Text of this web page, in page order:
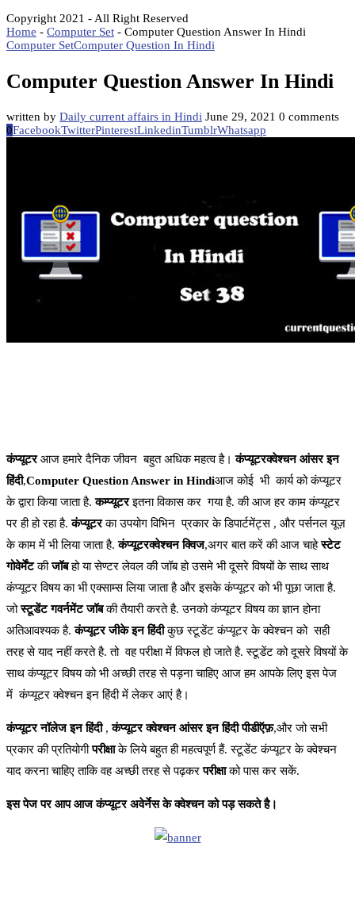
Copyright 2021 - All Right Reserved
Home - Computer Set - Computer Question Answer In Hindi
Computer SetComputer Question In Hindi
Computer Question Answer In Hindi
written by Daily current affairs in Hindi June 29, 2021 0 comments
0FacebookTwitterPinterestLinkedinTumblrWhatsapp
कंप्यूटरआज हमारे दैनिक जीवन बहुत अधिक महत्व है। कंप्यूटरक्वेश्चन आंसर इन
हिंदी,Computer Question Answer in Hindiआज कोई भी कार्य को कंप्यूटर
के द्वारा किया जाता है.कम्प्यूटरइतना विकास कर गया है. की आज हर काम कंप्यूटर
पर ही हो रहा है.कंप्यूटरका उपयोग विभिन प्रकार के डिपार्टमेंट्स , और पर्सनल यूज़
के काम में भी लिया जाता है.कंप्यूटरक्वेश्चन क्विज,अगर बात करें की आज चाहेस्टेट
गोवेर्मेंटकीजॉबहो या सेण्टर लेवल की जॉब हो उसमे भी दूसरे विषयों के साथ साथ
कंप्यूटर विषय का भी एक्साम्स लिया जाता है और इसके कंप्यूटर को भी पूछा जाता है.
जोस्टूडेंट गवर्नमेंट जॉबकी तैयारी करते है. उनको कंप्यूटर विषय का ज्ञान होना
अतिआवश्यक है. कंप्यूटर जीके इन हिंदीकुछ स्टूडेंट कंप्यूटर के क्वेश्चन को सही
तरह से याद नहीं करते है. तो वह परीक्षा में विफल हो जाते है. स्टूडेंट को दूसरे विषयों के
साथ कंप्यूटर विषय को भी अच्छी तरह से पड़ना चाहिए आज हम आपके लिए इस पेज
में कंप्यूटर क्वेश्चन इन हिंदी में लेकर आएं है।
कंप्यूटरनॉलेजइनहिंदी,कंप्यूटरक्वेश्चनआंसरइनहिंदीपीडीऍफ़,और जो सभी
प्रकार की प्रतियोगीपरीक्षाके लिये बहुत ही महत्वपूर्ण हैं. स्टूडेंट कंप्यूटर के क्वेश्चन
याद करना चाहिए ताकि वह अच्छी तरह से पढ़करपरीक्षाको पास कर सकें.
इस पेज पर आप आज कंप्यूटर अवेर्नेस के क्वेश्चन को पड़ सकते है।